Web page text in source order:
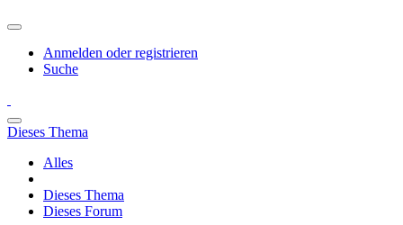
Anmelden oder registrieren
Suche
Dieses Thema
Alles
Dieses Thema
Dieses Forum